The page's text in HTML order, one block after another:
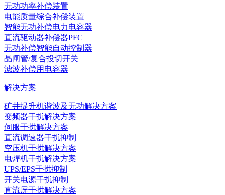
无功功率补偿装置
电能质量综合补偿装置
智能无功补偿电力电容器
直流驱动器补偿器PFC
无功补偿智能自动控制器
晶闸管/复合投切开关
滤波补偿用电容器
解决方案
矿井提升机谐波及无功解决方案
变频器干扰解决方案
伺服干扰解决方案
直流调速器干扰抑制
空压机干扰解决方案
电焊机干扰解决方案
UPS/EPS干扰抑制
开关电源干扰抑制
直流屏干扰解决方案